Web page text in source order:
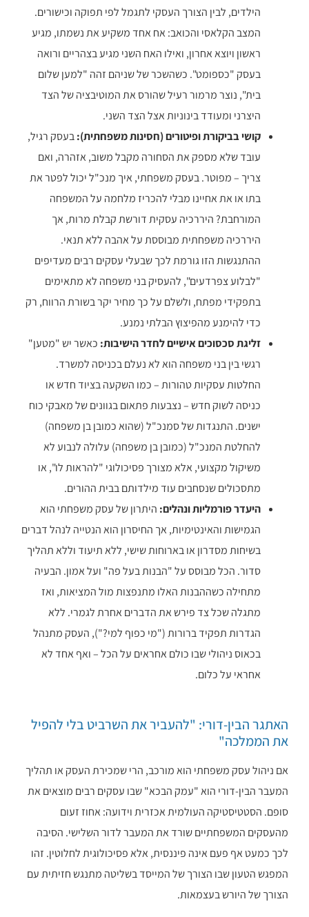
הילדים, לבין הצורך העסקי לתגמל לפי תפוקה וכישורים.
המצב הקלאסי והכואב: אח אחד משקיע את נשמתו, מגיע
ראשון ויוצא אחרון, ואילו האח השני מגיע בצהריים ורואה
בעסק "כספומט". כשהשכר של שניהם זהה "למען שלום
בית", נוצר מרמור רעיל שהורס את המוטיבציה של הצד
היצרני ומעודד בינוניות אצל הצד השני.
קושי בביקורת ופיטורים (חסינות משפחתית):בעסק רגיל,
עובד שלא מספק את הסחורה מקבל משוב, אזהרה, ואם
צריך – מפוטר. בעסק משפחתי, איך מנכ"ל יכול לפטר את
בתו או את אחיינו מבלי להכריז מלחמה על המשפחה
המורחבת? היררכיה עסקית דורשת קבלת מרות, אך
היררכיה משפחתית מבוססת על אהבה ללא תנאי.
ההתנגשות הזו גורמת לכך שבעלי עסקים רבים מעדיפים
"לבלוע צפרדעים", להעסיק בני משפחה לא מתאימים
בתפקידי מפתח, ולשלם על כך מחיר יקר בשורת הרווח, רק
כדי להימנע מהפיצוץ הבלתי נמנע.
זליגת סכסוכים אישיים לחדר הישיבות: כאשר יש "מטען"
רגשי בין בני משפחה הוא לא נעלם בכניסה למשרד.
החלטות עסקיות טהורות – כמו השקעה בציוד חדש או
כניסה לשוק חדש – נצבעות פתאום בגוונים של מאבקי כוח
ישנים. התנגדות של סמנכ"ל (שהוא כמובן בן משפחה)
להחלטת המנכ"ל (כמובן בן משפחה) עלולה לנבוע לא
משיקול מקצועי, אלא מצורך פסיכולוגי "להראות לו", או
מתסכולים שנסחבים עוד מילדותם בבית ההורים.
היעדר פורמליות ונהלים: היתרון של עסק משפחתי הוא
הגמישות והאינטימיות, אך החיסרון הוא הנטייה לנהל דברים
בשיחות מסדרון או בארוחות שישי, ללא תיעוד וללא תהליך
סדור. הכל מבוסס על "הבנות בעל פה" ועל אמון. הבעיה
מתחילה כשההבנות האלו מתנפצות מול המציאות, ואז
מתגלה שכל צד פירש את הדברים אחרת לגמרי. ללא
הגדרות תפקיד ברורות ("מי כפוף למי?"), העסק מתנהל
בכאוס ניהולי שבו כולם אחראים על הכל – ואף אחד לא
אחראי על כלום.
האתגר הבין-דורי: "להעביר את השרביט בלי להפיל
את הממלכה"
אם ניהול עסק משפחתי הוא מורכב, הרי שמכירת העסק או תהליך
המעבר הבין-דורי הוא "עמק הבכא" שבו עסקים רבים מוצאים את
סופם. הסטטיסטיקה העולמית אכזרית וידועה: אחוז זעום
מהעסקים המשפחתיים שורד את המעבר לדור השלישי. הסיבה
לכך כמעט אף פעם אינה פיננסית, אלא פסיכולוגית לחלוטין. זהו
המפגש הטעון שבו הצורך של המייסד בשליטה מתנגש חזיתית עם
הצורך של היורש בעצמאות.